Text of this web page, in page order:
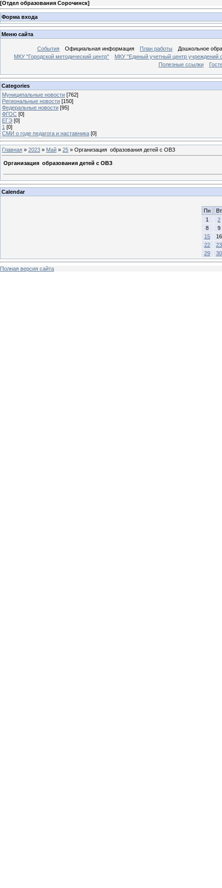
[Отдел образования Сорочинск]
Форма входа
Меню сайта
События Официальная информация План работы
Дошкольное
МКУ "Городской методический центр"
МКУ "Единый учетный центр учреждений
Полезные ссылки
Categories
Муниципальные новости [762]
Региональные новости [150]
Федеральные новости [95]
ФГОС [0]
ЕГЭ [0]
1 [0]
СМИ о годе педагога и наставника [0]
Главная » 2023 » Май » 25 » Организация образования детей с ОВЗ
Организация образования детей с ОВЗ
Calendar
Пн
Вт
1
2
8
9
15
16
22
23
29
30
Полная версия сайта